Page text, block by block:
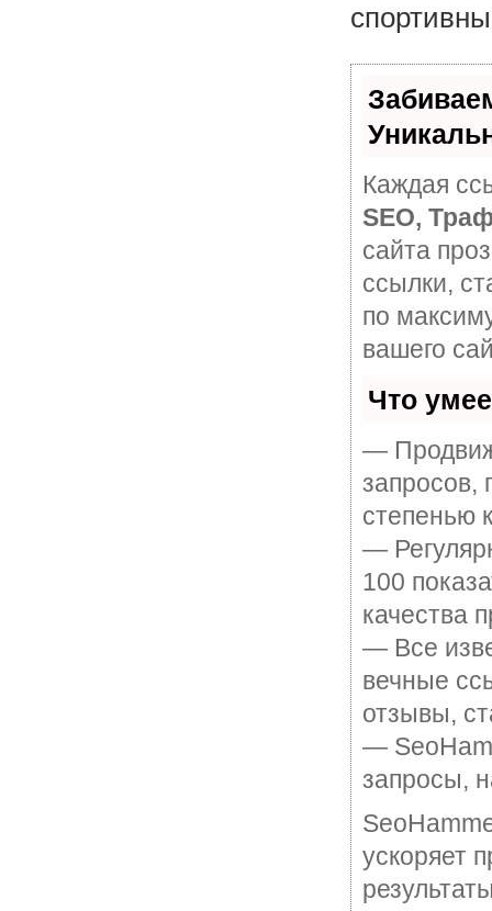
Каждая
SEO,
сайта
ссылки,
по
вашего
Что
—
запросов,
степенью
—
100
качества
— Все
вечные
отзывы,
—
запросы,
ускоряет